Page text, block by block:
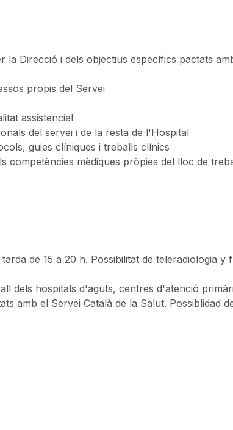
la Direcció i dels objectius específics pactats
propis del Servei
assistencial
del servei i de la resta de l'Hospital
guies clíniques i treballs clínics
competències mèdiques pròpies del lloc de
de 15 a 20 h. Possibilitat de teleradiologia y
dels hospitals d'aguts, centres d'atenció
amb el Servei Català de la Salut. Possiblidad